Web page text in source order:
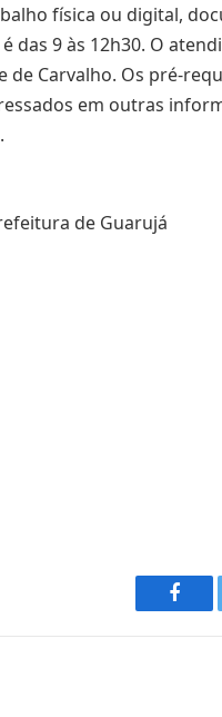
física ou digital,
das 9 às 12h30. O
de Carvalho. Os pré-
em outras
de Guarujá